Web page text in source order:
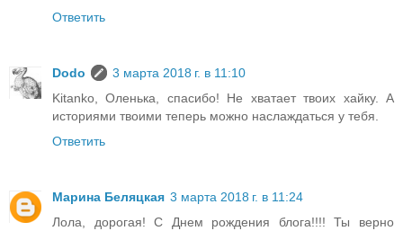
Ответить
Dodo
3 марта 2018 г. в 11:10
Kitanko, Оленька, спасибо! Не хватает твоих хайку. А
историями твоими теперь можно наслаждаться у тебя.
Ответить
Марина Беляцкая 3 марта 2018 г. в 11:24
Лола, дорогая! С Днем рождения блога!!!! Ты верно